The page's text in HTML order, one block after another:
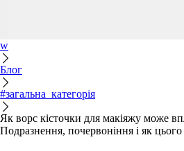
w
Блог
#загальна_категорія
Як ворс кісточки для макіяжу може
Подразнення, почервоніння і як